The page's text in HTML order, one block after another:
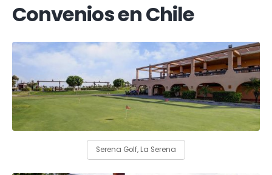
Convenios en Chile
Serena Golf, La Serena